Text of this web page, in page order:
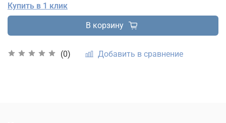
(0) Добавить в сравнение
Купить в 1 клик
В корзину